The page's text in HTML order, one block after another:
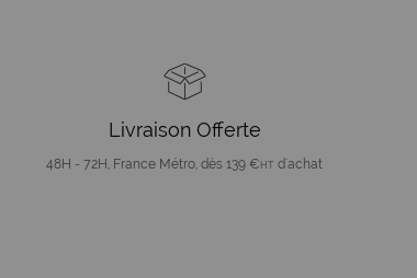
Livraison Offerte
48H - 72H, France Métro, dès 139 € HT d'achat